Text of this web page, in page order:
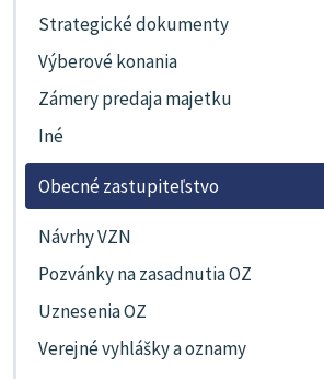
Strategické dokumenty
Výberové konania
Zámery predaja majetku
Iné
Obecné zastupiteľstvo
Návrhy VZN
Pozvánky na zasadnutia OZ
Uznesenia OZ
Verejné vyhlášky a oznamy